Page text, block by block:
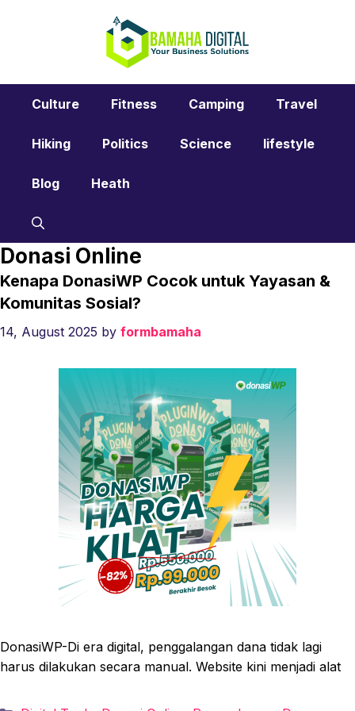
Culture Fitness Camping Travel
Hiking Politics Science lifestyle
Blog Heath
Donasi Online
Kenapa DonasiWP Cocok untuk Yayasan &
Komunitas Sosial?
14, August 2025 by formbamaha
DonasiWP-Di era digital, penggalangan dana tidak lagi
harus dilakukan secara manual. Website kini menjadi alat